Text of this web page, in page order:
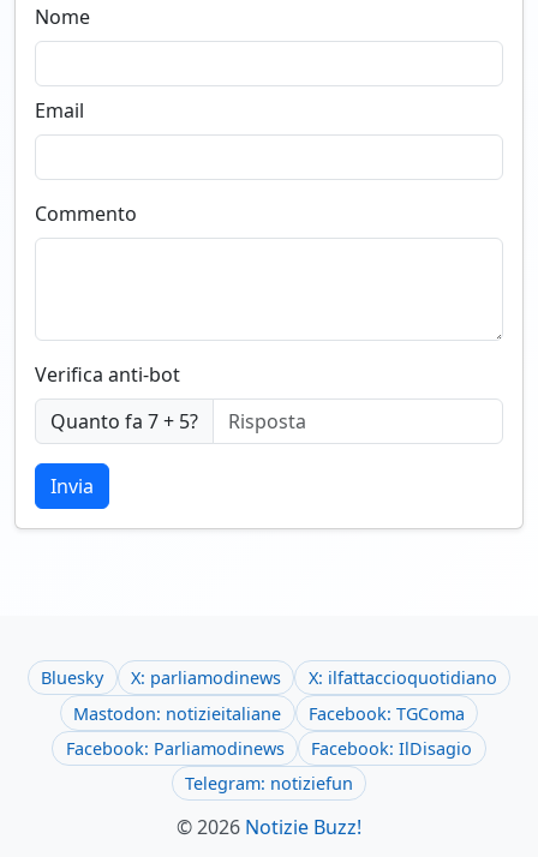
Nome
Email
Commento
Verifica anti-bot
Quanto fa 7 + 5?
Invia
Bluesky X: parliamodinews
X: ilfattaccioquotidiano
Mastodon: notizieitaliane
Facebook: TGComa
Facebook: Parliamodinews
Facebook: IlDisagio
Telegram: notiziefun
© 2026 Notizie Buzz!